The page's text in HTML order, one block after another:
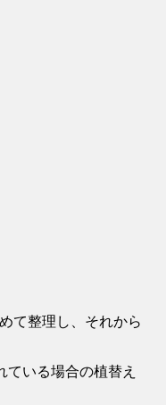
て整理し、それから
いる場合の植替え